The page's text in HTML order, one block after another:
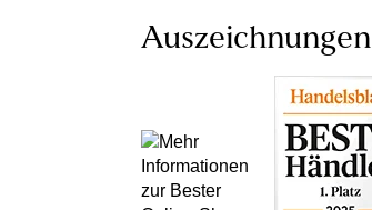
Auszeichnungen